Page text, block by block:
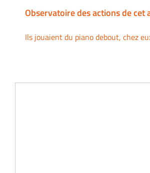
Observatoire des actions de cet
Ils jouaient du piano debout, chez